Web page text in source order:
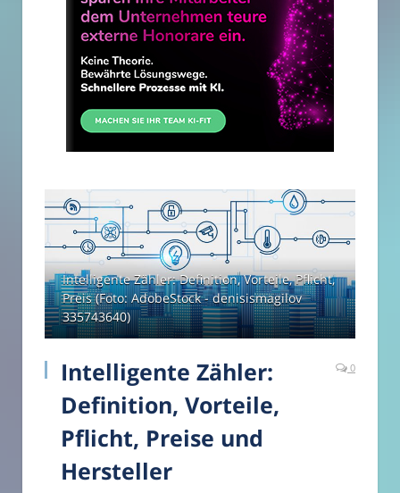
Intelligente Zähler: Definition, Vorteile, Pflicht,
Preis (Foto: AdobeStock - denisismagilov
335743640)
Intelligente Zähler:
Definition, Vorteile,
Pflicht, Preise und
Hersteller
0